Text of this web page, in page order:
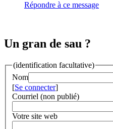
Répondre à ce message
Un gran de sau ?
(identification facultative)
Nom
[Se connecter]
Courriel (non publié)
Votre site web